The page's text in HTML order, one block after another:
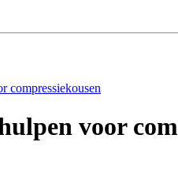
compressiekousen
voor